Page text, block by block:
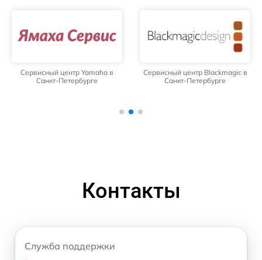
Сервисный центр Yamaha в
Санкт-Петербурге
Сервисный центр Blackmagic в
Санкт-Петербурге
Контакты
Служба поддержки